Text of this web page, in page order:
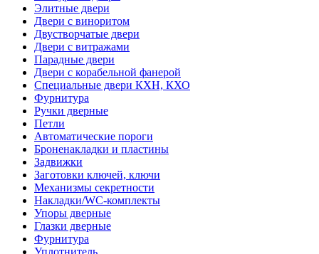
Элитные двери
Двери с виноритом
Двустворчатые двери
Двери с витражами
Парадные двери
Двери с корабельной фанерой
Специальные двери КХН, КХО
Фурнитура
Ручки дверные
Петли
Автоматические пороги
Броненакладки и пластины
Задвижки
Заготовки ключей, ключи
Механизмы секретности
Накладки/WC-комплекты
Упоры дверные
Глазки дверные
Фурнитура
Уплотнитель